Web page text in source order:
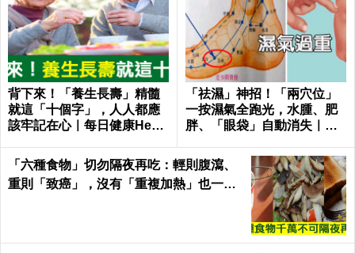
背下來！「養生長壽」精髓
就這「十個字」，人人都應
該牢記在心｜每日健康Healt
「祛濕」神招！「兩穴位」
一按濕氣全跑光，水腫、肥
胖、「眼袋」自動消失｜每
「六種食物」切勿隔夜再吃：輕則腹瀉、
重則「致癌」，沒有「重複加熱」也一